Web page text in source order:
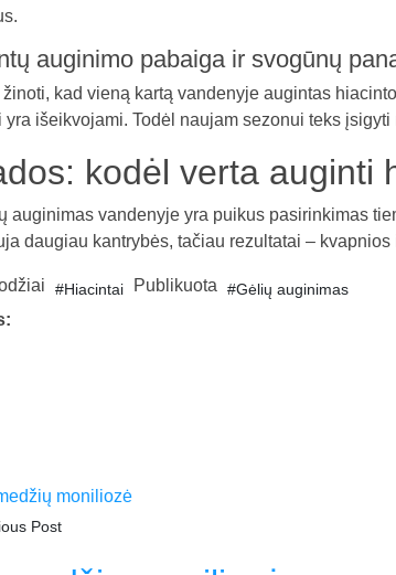
auginimo pabaiga ir svogūnų
žinoti, kad vieną kartą vandenyje augintas
yra išeikvojami. Todėl naujam sezonui teks įsigyti
kodėl verta auginti
auginimas vandenyje yra puikus pasirinkimas
daugiau kantrybės, tačiau rezultatai –
#Hiacintai Publikuota #Gėlių auginimas
Post